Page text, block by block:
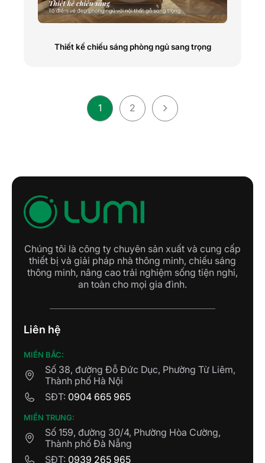
Thiết kế chiếu sáng phòng ngủ sang trọng
1 2
Chúng tôi là công ty chuyên sản xuất và cung cấp
thiết bị và giải pháp nhà thông minh, chiếu sáng
thông minh, nâng cao trải nghiệm sống tiện nghi,
an toàn cho mọi gia đình.
Liên hệ
MIỀN BẮC:
Số 38, đường Đỗ Đức Dục, Phường Từ Liêm,
Thành phố Hà Nội
SĐT: 0904 665 965
MIỀN TRUNG:
Số 159, đường 30/4, Phường Hòa Cường,
Thành phố Đà Nẵng
SĐT: 0939 265 965